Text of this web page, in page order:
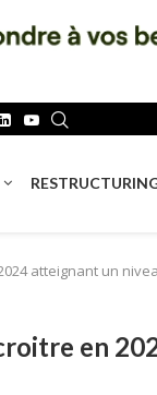
atteignant un
en